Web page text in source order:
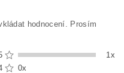
hodnocení. Prosím
1x
0x